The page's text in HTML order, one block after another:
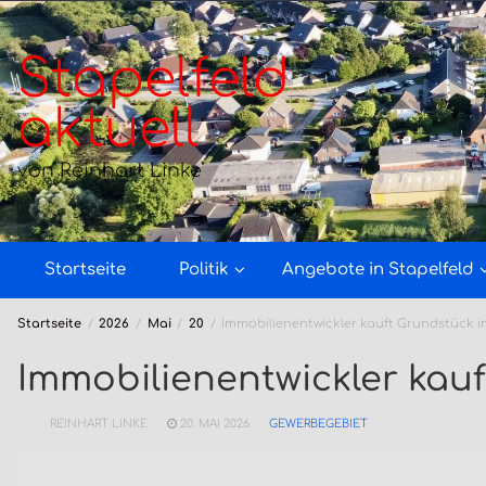
Zum
Inhalt
springen
Stapelfeld
aktuell
von Reinhart Linke
Startseite Politik Angebote in Stapelfeld
Startseite 2026 Mai 20 Immobilienentwickler kauft Grundstück
Immobilienentwickler
REINHART LINKE 20. MAI 2026 GEWERBEGEBIET